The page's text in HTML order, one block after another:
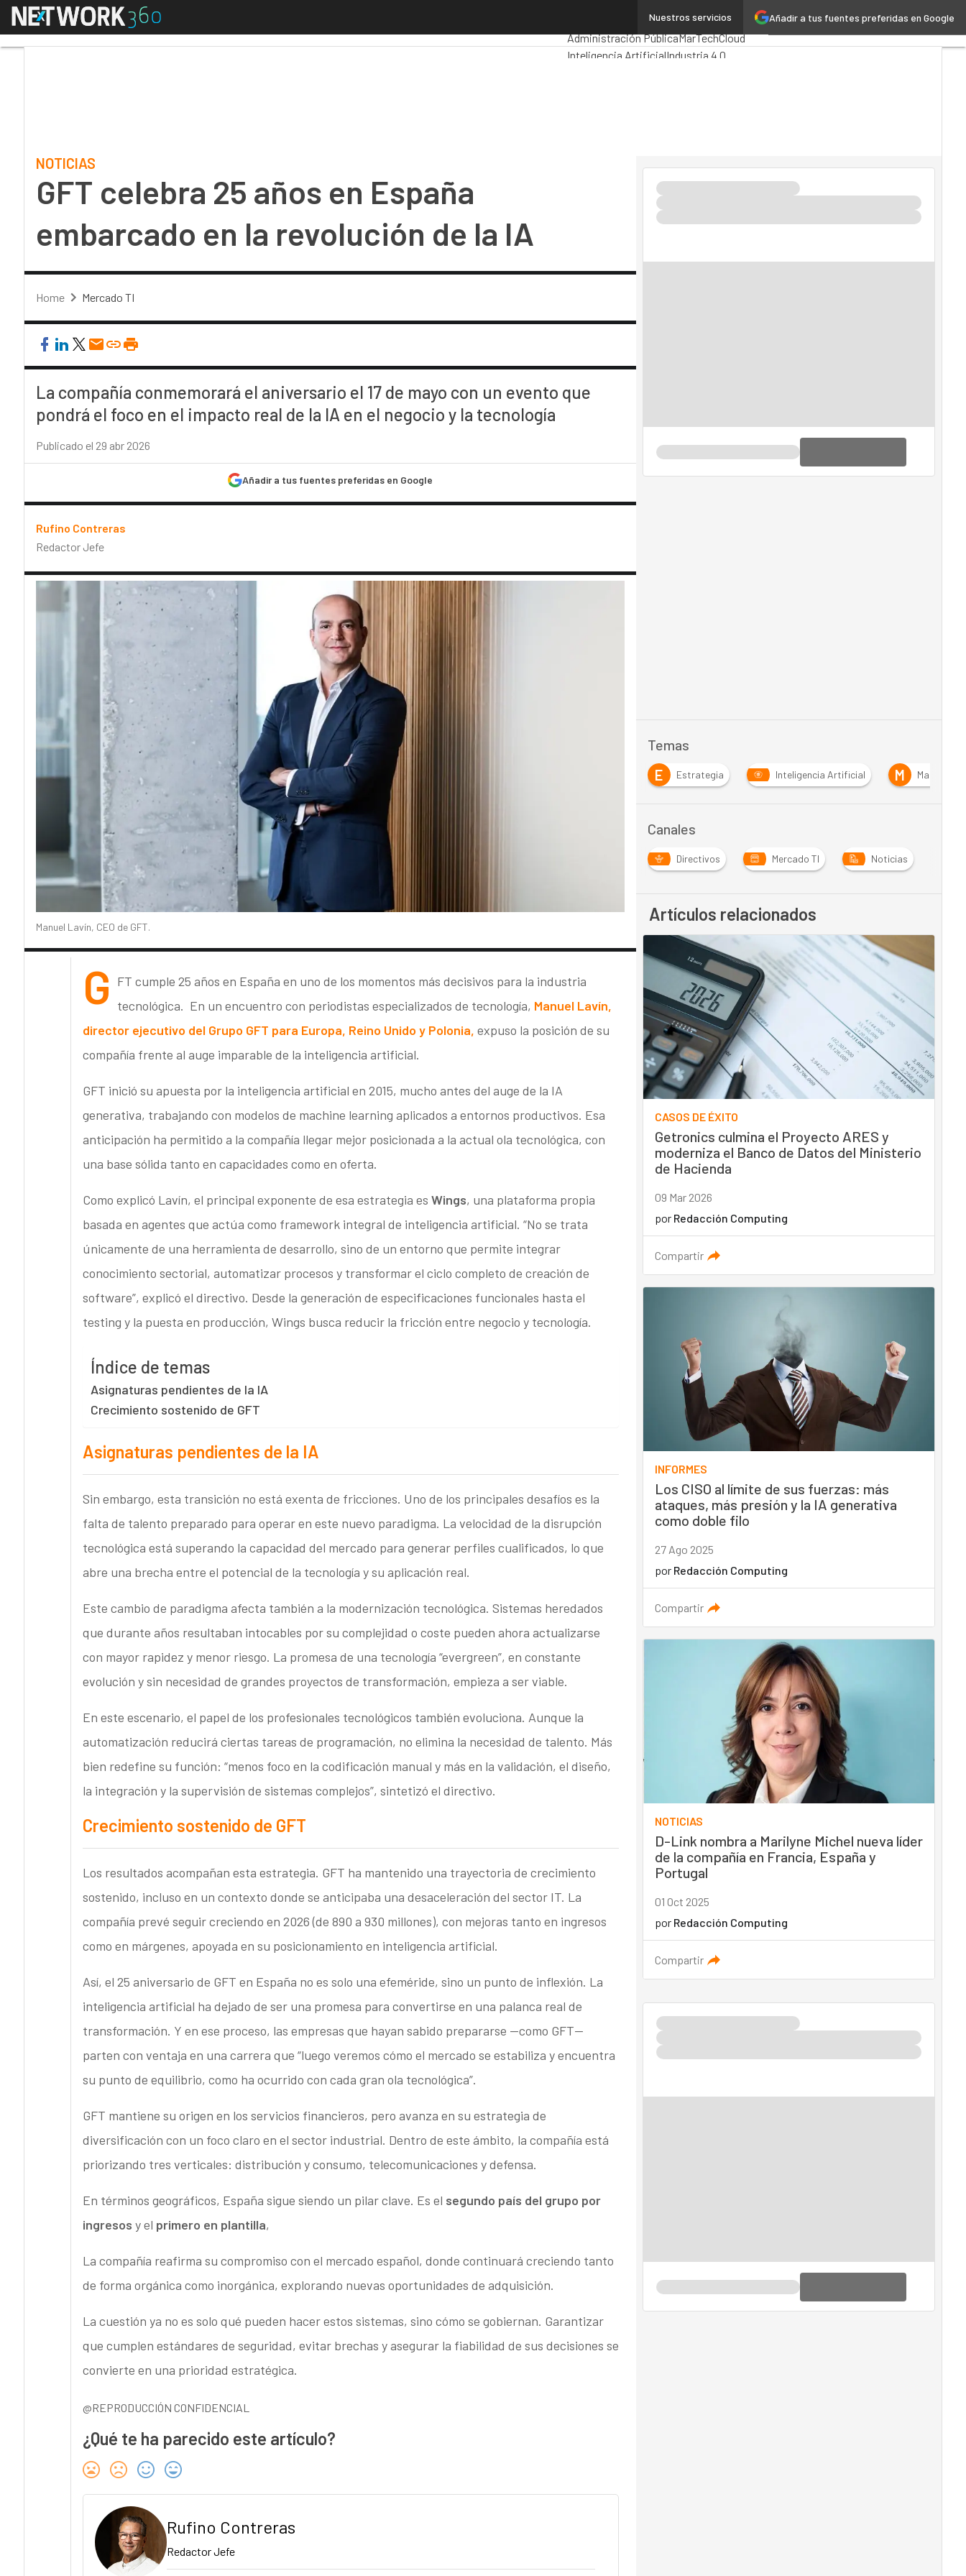
Añadir a tus fuentes preferidas en Google
Nuestros servicios
Menú
Premios ComputingAnalytics
Administración PúblicaMarTechCloud
Inteligencia ArtificialIndustria 4.0
NOTICIAS
GFT celebra 25 años en España
embarcado en la revolución de la IA
Home Mercado TI
La compañía conmemorará el aniversario el 17 de mayo con un evento que
pondrá el foco en el impacto real de la IA en el negocio y la tecnología
Publicado el 29 abr 2026
Añadir a tus fuentes preferidas en Google
Rufino Contreras
Redactor Jefe
Manuel Lavín, CEO de GFT.
G FT cumple 25 años en España en uno de los momentos más decisivos para la industria
tecnológica. En un encuentro con periodistas especializados de tecnología, Manuel Lavín,
director ejecutivo del Grupo GFT para Europa, Reino Unido y Polonia, expuso la posición de su
compañía frente al auge imparable de la inteligencia artificial.
GFT inició su apuesta por la inteligencia artificial en 2015, mucho antes del auge de la IA
generativa, trabajando con modelos de machine learning aplicados a entornos productivos. Esa
anticipación ha permitido a la compañía llegar mejor posicionada a la actual ola tecnológica, con
una base sólida tanto en capacidades como en oferta.
Como explicó Lavín, el principal exponente de esa estrategia es Wings, una plataforma propia
basada en agentes que actúa como framework integral de inteligencia artificial. “No se trata
únicamente de una herramienta de desarrollo, sino de un entorno que permite integrar
conocimiento sectorial, automatizar procesos y transformar el ciclo completo de creación de
software”, explicó el directivo. Desde la generación de especificaciones funcionales hasta el
testing y la puesta en producción, Wings busca reducir la fricción entre negocio y tecnología.
Índice de temas
Asignaturas pendientes de la IA
Crecimiento sostenido de GFT
Asignaturas pendientes de la IA
Sin embargo, esta transición no está exenta de fricciones. Uno de los principales desafíos es la
falta de talento preparado para operar en este nuevo paradigma. La velocidad de la disrupción
tecnológica está superando la capacidad del mercado para generar perfiles cualificados, lo que
abre una brecha entre el potencial de la tecnología y su aplicación real.
Este cambio de paradigma afecta también a la modernización tecnológica. Sistemas heredados
que durante años resultaban intocables por su complejidad o coste pueden ahora actualizarse
con mayor rapidez y menor riesgo. La promesa de una tecnología “evergreen”, en constante
evolución y sin necesidad de grandes proyectos de transformación, empieza a ser viable.
En este escenario, el papel de los profesionales tecnológicos también evoluciona. Aunque la
automatización reducirá ciertas tareas de programación, no elimina la necesidad de talento. Más
bien redefine su función: “menos foco en la codificación manual y más en la validación, el diseño,
la integración y la supervisión de sistemas complejos”, sintetizó el directivo.
Crecimiento sostenido de GFT
Los resultados acompañan esta estrategia. GFT ha mantenido una trayectoria de crecimiento
sostenido, incluso en un contexto donde se anticipaba una desaceleración del sector IT. La
compañía prevé seguir creciendo en 2026 (de 890 a 930 millones), con mejoras tanto en ingresos
como en márgenes, apoyada en su posicionamiento en inteligencia artificial.
Así, el 25 aniversario de GFT en España no es solo una efeméride, sino un punto de inflexión. La
inteligencia artificial ha dejado de ser una promesa para convertirse en una palanca real de
transformación. Y en ese proceso, las empresas que hayan sabido prepararse —como GFT—
parten con ventaja en una carrera que “luego veremos cómo el mercado se estabiliza y encuentra
su punto de equilibrio, como ha ocurrido con cada gran ola tecnológica”.
GFT mantiene su origen en los servicios financieros, pero avanza en su estrategia de
diversificación con un foco claro en el sector industrial. Dentro de este ámbito, la compañía está
priorizando tres verticales: distribución y consumo, telecomunicaciones y defensa.
En términos geográficos, España sigue siendo un pilar clave. Es el segundo país del grupo por
ingresos y el primero en plantilla,
La compañía reafirma su compromiso con el mercado español, donde continuará creciendo tanto
de forma orgánica como inorgánica, explorando nuevas oportunidades de adquisición.
La cuestión ya no es solo qué pueden hacer estos sistemas, sino cómo se gobiernan. Garantizar
que cumplen estándares de seguridad, evitar brechas y asegurar la fiabilidad de sus decisiones se
convierte en una prioridad estratégica.
@REPRODUCCIÓN CONFIDENCIAL
¿Qué te ha parecido este artículo?
Rufino Contreras
Redactor Jefe
Temas
E Estrategia Inteligencia Artificial M Machine
Canales
Directivos Mercado TI Noticias
Artículos relacionados
CASOS DE ÉXITO
Getronics culmina el Proyecto ARES y
moderniza el Banco de Datos del Ministerio
de Hacienda
09 Mar 2026
por Redacción Computing
Compartir
INFORMES
Los CISO al límite de sus fuerzas: más
ataques, más presión y la IA generativa
como doble filo
27 Ago 2025
por Redacción Computing
Compartir
NOTICIAS
D-Link nombra a Marilyne Michel nueva líder
de la compañía en Francia, España y
Portugal
01 Oct 2025
por Redacción Computing
Compartir